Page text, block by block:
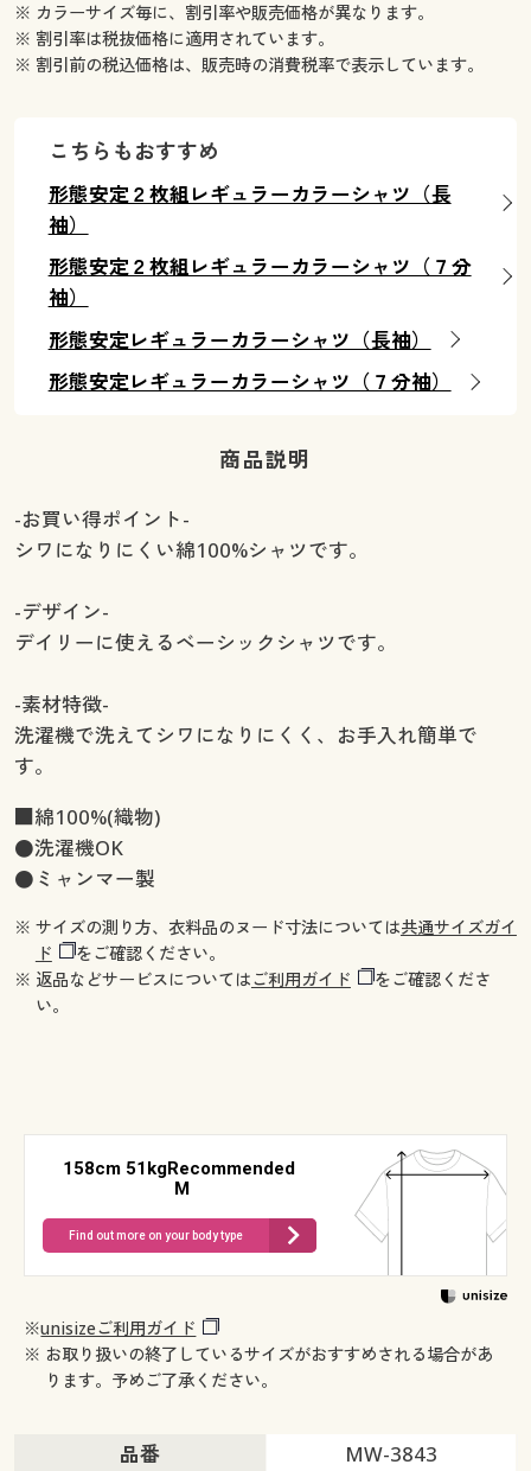
※ カラーサイズ毎に、割引率や販売価格が異なります。
※ 割引率は税抜価格に適用されています。
※ 割引前の税込価格は、販売時の消費税率で表示しています。
こちらもおすすめ
形態安定２枚組レギュラーカラーシャツ（長
袖）
形態安定２枚組レギュラーカラーシャツ（７分
袖）
形態安定レギュラーカラーシャツ（長袖）
形態安定レギュラーカラーシャツ（７分袖）
商品説明
-お買い得ポイント-
シワになりにくい綿100%シャツです。
-デザイン-
デイリーに使えるベーシックシャツです。
-素材特徴-
洗濯機で洗えてシワになりにくく、お手入れ簡単で
す。
■綿100%(織物)
●洗濯機OK
●ミャンマー製
※ サイズの測り方、衣料品のヌード寸法については共通サイズガイ
ド
をご確認ください。
※ 返品などサービスについてはご利用ガイド
をご確認くださ
い。
158cm 51kgRecommended
M
Find out more on your body type
※unisizeご利用ガイド
※ お取り扱いの終了しているサイズがおすすめされる場合があ
ります。予めご了承ください。
品番 MW-3843